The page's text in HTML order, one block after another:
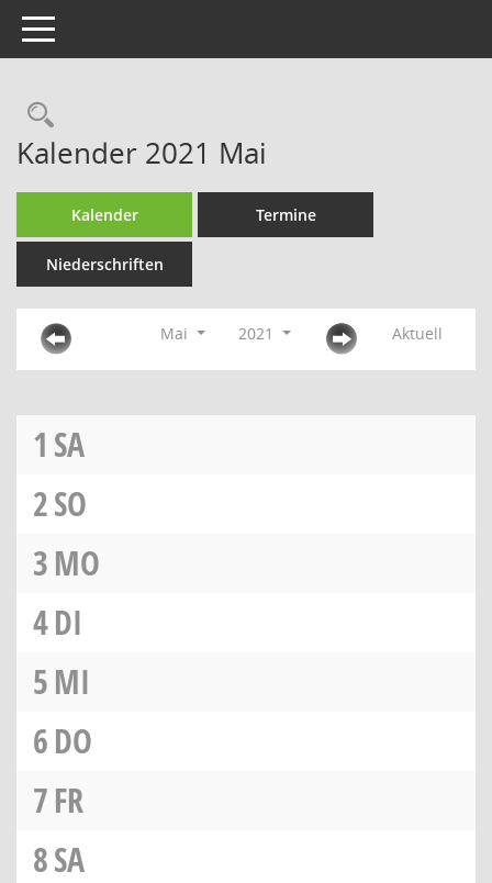
Toggle navigation
Rechercheauswahl
Kalender 2021 Mai
Kalender Termine
Niederschriften
Mai 2021 Aktuell
1 SA
2SO
3MO
4DI
5MI
6DO
7FR
8SA